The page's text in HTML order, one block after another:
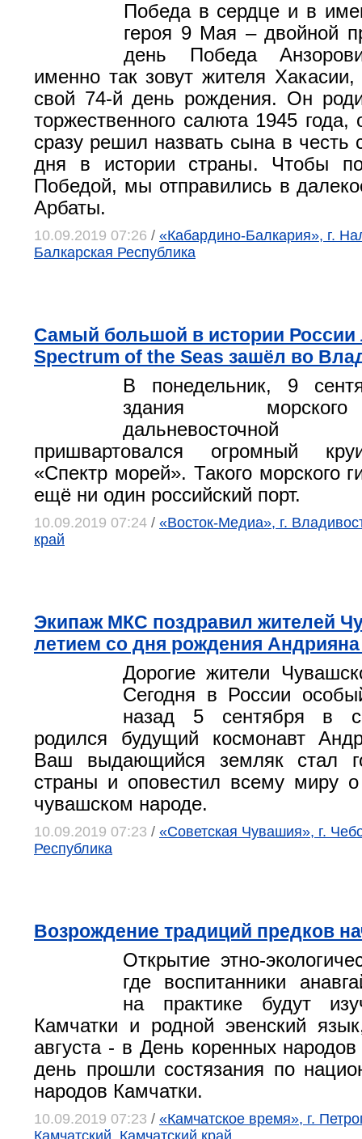
Победа в сердце и в
героя 9 Мая – двойной
день Победа
именно так зовут жителя
свой 74-й день рождения. Он
торжественного салюта 1945 года,
сразу решил назвать сына в честь
дня в истории страны. Чтобы
Победой, мы отправились в
Арбаты.
10.09.2019 07:26 / «Кабардино-Балкария», г.
Балкарская Республика
Самый большой в истории России
Spectrum of the Seas зашёл во
В понедельник, 9
здания
пришвартовался огромный
«Спектр морей». Такого морского
ещё ни один российский порт.
10.09.2019 07:24 / «Восток-Медиа», г.
край
Экипаж МКС поздравил жителей
летием со дня рождения
Дорогие жители
Сегодня в России
назад 5 сентября в
родился будущий космонавт
Ваш выдающийся земляк стал
страны и оповестил всему миру
чувашском народе.
10.09.2019 07:23 / «Советская Чувашия», г.
Республика
Возрождение традиций предков
Открытие этно-
где воспитанники
на практике будут
Камчатки и родной эвенский
августа - в День коренных
день прошли состязания по
народов Камчатки.
10.09.2019 07:23 / «Камчатское время», г.